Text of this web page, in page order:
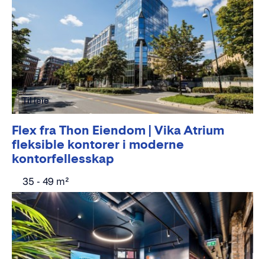
Flex fra Thon Eiendom | Vika Atrium
fleksible kontorer i moderne
kontorfellesskap
35 - 49 m²
Til leie